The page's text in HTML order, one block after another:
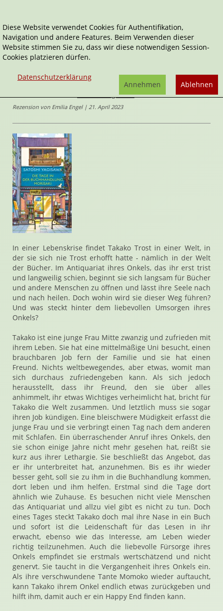
Home Belletristik
Roman
Die Tage in der Buchhandlung Morisaki
Die Tage in der Buchhandlung
Satoshi Yagisawa
Rezension von Emilia Engel | 21. April 2023
In einer Lebenskrise findet Takako Trost in einer Welt, in
der sie sich nie Trost erhofft hatte - nämlich in der Welt
der Bücher. Im Antiquariat ihres Onkels, das ihr erst trist
und langweilig schien, beginnt sie sich langsam für Bücher
und andere Menschen zu öffnen und lässt ihre Seele nach
und nach heilen. Doch wohin wird sie dieser Weg führen?
Und was steckt hinter dem liebevollen Umsorgen ihres
Onkels?
Takako ist eine junge Frau Mitte zwanzig und zufrieden mit
ihrem Leben. Sie hat eine mittelmäßige Uni besucht, einen
brauchbaren Job fern der Familie und sie hat einen
Freund. Nichts weltbewegendes, aber etwas, womit man
sich durchaus zufriedengeben kann. Als sich jedoch
herausstellt, dass ihr Freund, den sie über alles
anhimmelt, ihr etwas Wichtiges verheimlicht hat, bricht für
Takako die Welt zusammen. Und letztlich muss sie sogar
ihren Job kündigen. Eine bleischwere Müdigkeit erfasst die
junge Frau und sie verbringt einen Tag nach dem anderen
mit Schlafen. Ein überraschender Anruf ihres Onkels, den
sie schon einige Jahre nicht mehr gesehen hat, reißt sie
kurz aus ihrer Lethargie. Sie beschließt das Angebot, das
er ihr unterbreitet hat, anzunehmen. Bis es ihr wieder
besser geht, soll sie zu ihm in die Buchhandlung kommen,
dort leben und ihm helfen. Erstmal sind die Tage dort
ähnlich wie Zuhause. Es besuchen nicht viele Menschen
das Antiquariat und allzu viel gibt es nicht zu tun. Doch
eines Tages steckt Takako doch mal ihre Nase in ein Buch
und sofort ist die Leidenschaft für das Lesen in ihr
erwacht, ebenso wie das Interesse, am Leben wieder
richtig teilzunehmen. Auch die liebevolle Fürsorge ihres
Onkels empfindet sie erstmals wertschätzend und nicht
genervt. Sie taucht in die Vergangenheit ihres Onkels ein.
Als ihre verschwundene Tante Momoko wieder auftaucht,
kann Takako ihrem Onkel endlich etwas zurückgeben und
hilft ihm, damit auch er ein Happy End finden kann.
Diese Website verwendet Cookies für Authentifikation,
Navigation und andere Features. Beim Verwenden dieser
Website stimmen Sie zu, dass wir diese notwendigen Session-
Cookies platzieren dürfen.
Datenschutzerklärung
Ablehnen
Annehmen